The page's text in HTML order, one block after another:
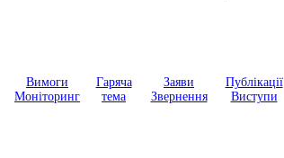
Вимоги
Моніторинг
Гаряча
тема
Заяви
Звернення
Публікації
Виступи